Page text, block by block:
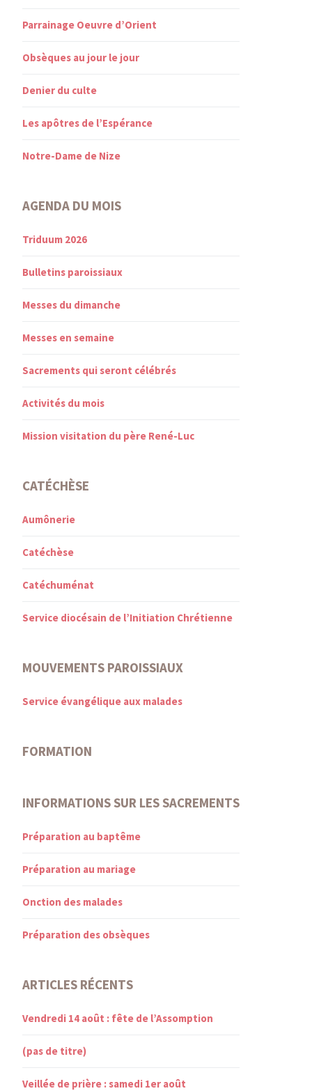
Parrainage Oeuvre d’Orient
Obsèques au jour le jour
Denier du culte
Les apôtres de l’Espérance
Notre-Dame de Nize
AGENDA DU MOIS
Triduum 2026
Bulletins paroissiaux
Messes du dimanche
Messes en semaine
Sacrements qui seront célébrés
Activités du mois
Mission visitation du père René-Luc
CATÉCHÈSE
Aumônerie
Catéchèse
Catéchuménat
Service diocésain de l’Initiation Chrétienne
MOUVEMENTS PAROISSIAUX
Service évangélique aux malades
FORMATION
INFORMATIONS SUR LES SACREMENTS
Préparation au baptême
Préparation au mariage
Onction des malades
Préparation des obsèques
ARTICLES RÉCENTS
Vendredi 14 août : fête de l’Assomption
(pas de titre)
Veillée de prière : samedi 1er août